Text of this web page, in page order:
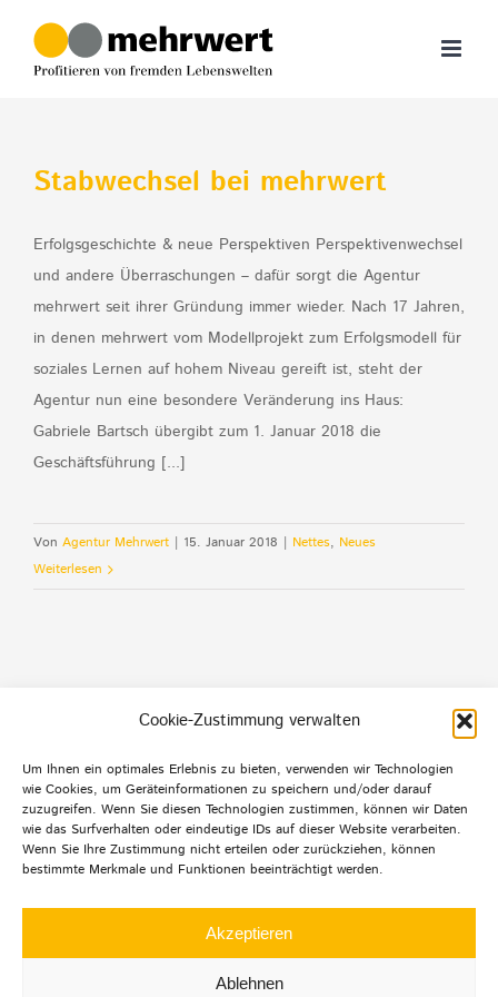
Cookie-Zustimmung verwalten
Um Ihnen ein optimales Erlebnis zu bieten, verwenden wir Technologien
wie Cookies, um Geräteinformationen zu speichern und/oder darauf
zuzugreifen. Wenn Sie diesen Technologien zustimmen, können wir Daten
wie das Surfverhalten oder eindeutige IDs auf dieser Website verarbeiten.
Wenn Sie Ihre Zustimmung nicht erteilen oder zurückziehen, können
bestimmte Merkmale und Funktionen beeinträchtigt werden.
Akzeptieren
Ablehnen
Inhalt
springen
Stabwechsel bei mehrwert
Erfolgsgeschichte & neue Perspektiven Perspektivenwechsel
und andere Überraschungen – dafür sorgt die Agentur
mehrwert seit ihrer Gründung immer wieder. Nach 17 Jahren,
in denen mehrwert vom Modellprojekt zum Erfolgsmodell für
soziales Lernen auf hohem Niveau gereift ist, steht der
Agentur nun eine besondere Veränderung ins Haus:
Gabriele Bartsch übergibt zum 1. Januar 2018 die
Geschäftsführung [...]
Von Agentur Mehrwert | 15. Januar 2018 | Nettes, Neues
Weiterlesen
Default Footer Text
Rechte
vorbehalten |Datenschutz|Impressum|